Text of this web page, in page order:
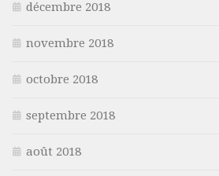
décembre 2018
novembre 2018
octobre 2018
septembre 2018
août 2018